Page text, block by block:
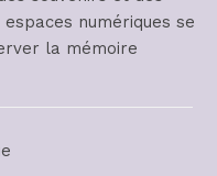
numériques se
la mémoire